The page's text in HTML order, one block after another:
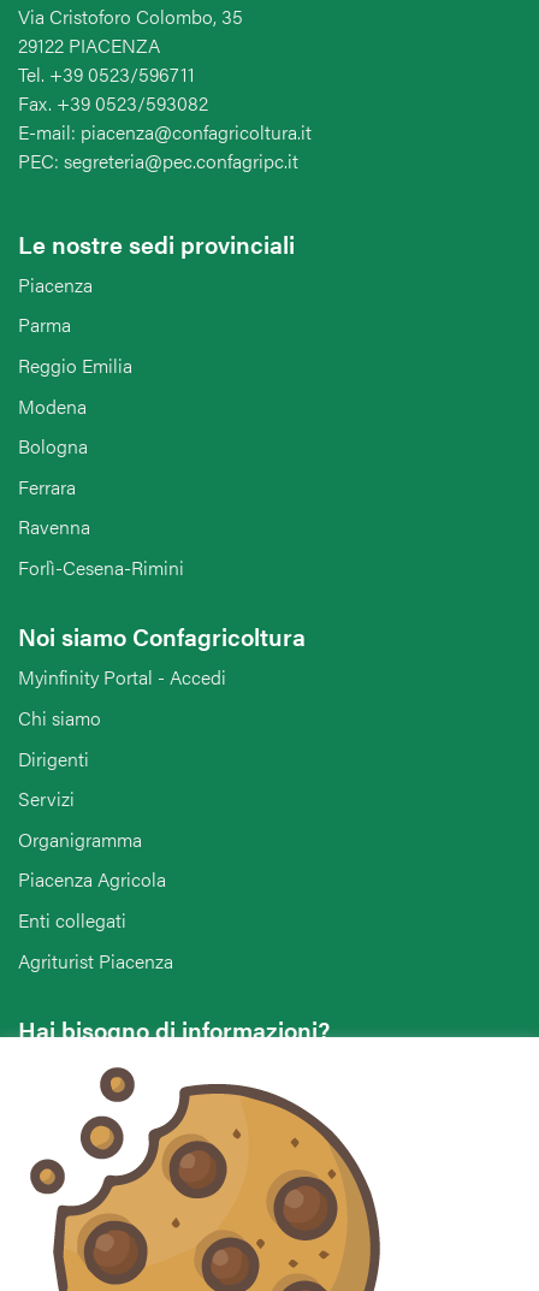
Via Cristoforo Colombo, 35
29122 PIACENZA
Tel. +39 0523/596711
Fax. +39 0523/593082
E-mail: piacenza@confagricoltura.it
PEC: segreteria@pec.confagripc.it
Le nostre sedi provinciali
Piacenza
Parma
Reggio Emilia
Modena
Bologna
Ferrara
Ravenna
Forlì-Cesena-Rimini
Noi siamo Confagricoltura
Myinfinity Portal - Accedi
Chi siamo
Dirigenti
Servizi
Organigramma
Piacenza Agricola
Enti collegati
Agriturist Piacenza
Hai bisogno di informazioni?
Vuoi contattarci per ricevere assistenza, lasciare un
commento o chiedere informazioni?
CONTATTACI
Seguici sui social